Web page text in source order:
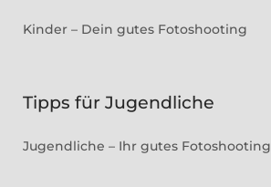
Kinder – Dein gutes Fotoshooting
Tipps für Jugendliche
Jugendliche – Ihr gutes Fotoshooting